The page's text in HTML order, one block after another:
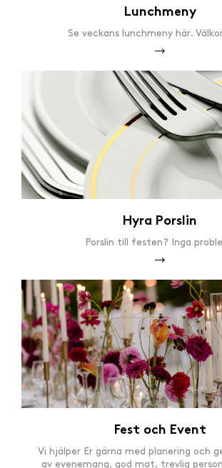
Lunchmeny
Se veckans lunchmeny här.
Hyra Porslin
Porslin till festen? Inga
Fest och Event
Vi hjälper Er gärna med planering och
av evenemang, god mat, trevlig